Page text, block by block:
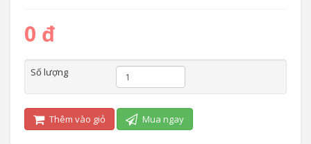
0 đ
Số lượng
Thêm vào giỏ Mua ngay